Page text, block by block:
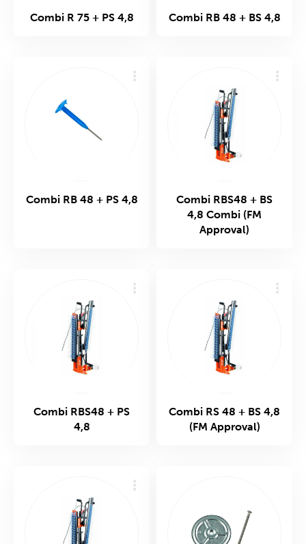
Combi R 75 + PS 4,8 Combi RB 48 + BS 4,8
Combi RB 48 + PS 4,8
Combi RBS48 + BS
4,8 Combi (FM
Approval)
Combi RBS48 + PS
4,8
Combi RS 48 + BS 4,8
(FM Approval)